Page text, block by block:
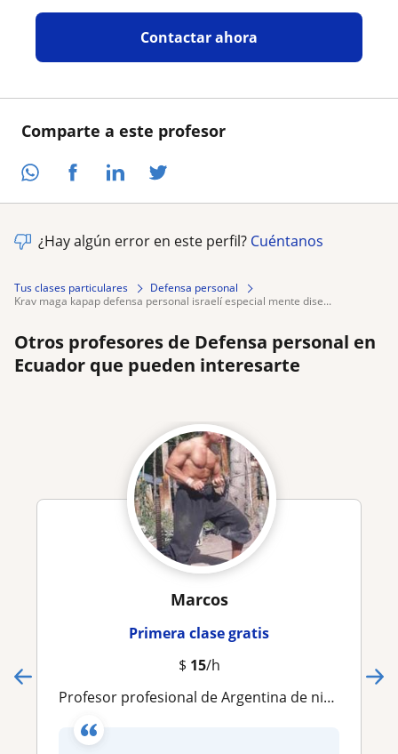
Comparte a este profesor
Contactar ahora
¿Hay algún error en este perfil? Cuéntanos
Tus clases particulares
Defensa personal
krav maga kapap defensa personal israelí especial mente dise...
Otros profesores de Defensa personal en
Ecuador que pueden interesarte
Marcos
Primera clase gratis
$ 15/h
Profesor profesional de Argentina de niños y adultos de MMA y Defensa personal